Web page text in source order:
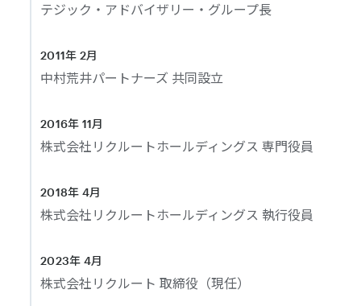
テジック・アドバイザリー・グループ長
2011年 2月
中村荒井パートナーズ 共同設立
2016年 11月
株式会社リクルートホールディングス 専門役員
2018年 4月
株式会社リクルートホールディングス 執行役員
2023年 4月
株式会社リクルート 取締役（現任）